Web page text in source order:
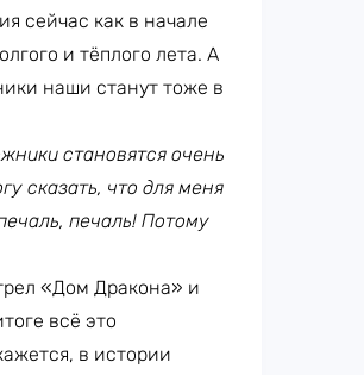
сейчас как в начале
и тёплого лета. А
наши станут тоже в
становятся очень
сказать, что для меня
печаль! Потому
«Дом Дракона» и
всё это
в истории